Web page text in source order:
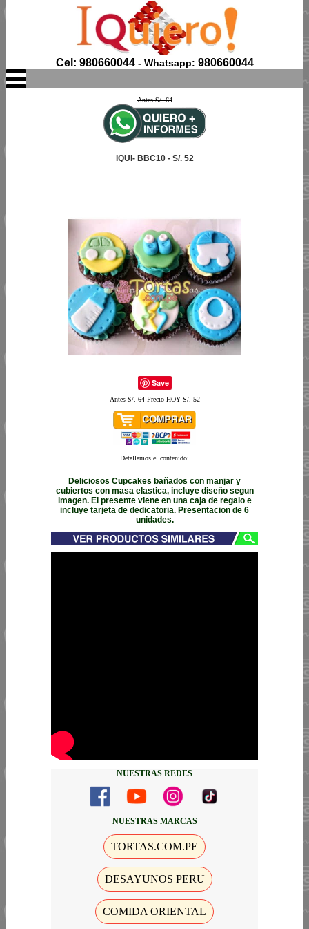
Cel: 980660044- Whatsapp: 980660044
Antes S/. 64
IQUI- BBC10 - S/. 52
Save
AntesS/. 64Precio HOY S/. 52
Detallamos el contenido:
Deliciosos Cupcakes bañados con manjar y
cubiertos con masa elastica, incluye diseño segun
imagen. El presente viene en una caja de regalo e
incluye tarjeta de dedicatoria. Presentacion de 6
unidades.
NUESTRAS REDES
NUESTRAS MARCAS
TORTAS.COM.PE
DESAYUNOS PERU
COMIDA ORIENTAL